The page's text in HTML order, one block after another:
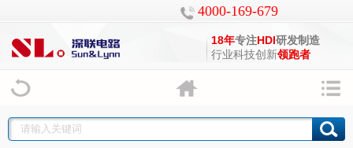
4000-169-679
18年专注HDI研发制造
行业科技创新领跑者